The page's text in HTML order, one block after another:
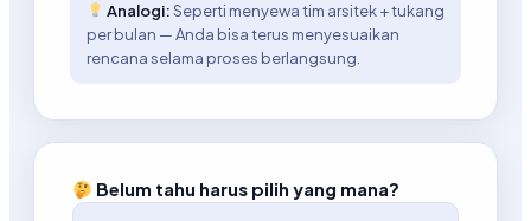
Analogi:Seperti menyewa tim arsitek + tukang
per bulan — Anda bisa terus menyesuaikan
rencana selama proses berlangsung.
Belum tahu harus pilih yang mana?